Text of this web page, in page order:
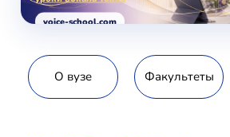
voice-school.com
О вузе Факультеты